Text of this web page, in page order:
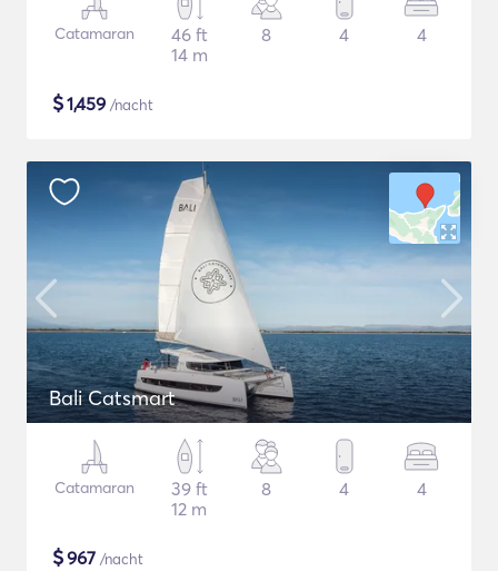
Catamaran
46 ft
14 m
8 4 4
$1,459 /nacht
Bali Catsmart
Catamaran
39 ft
12 m
8 4 4
$967 /nacht